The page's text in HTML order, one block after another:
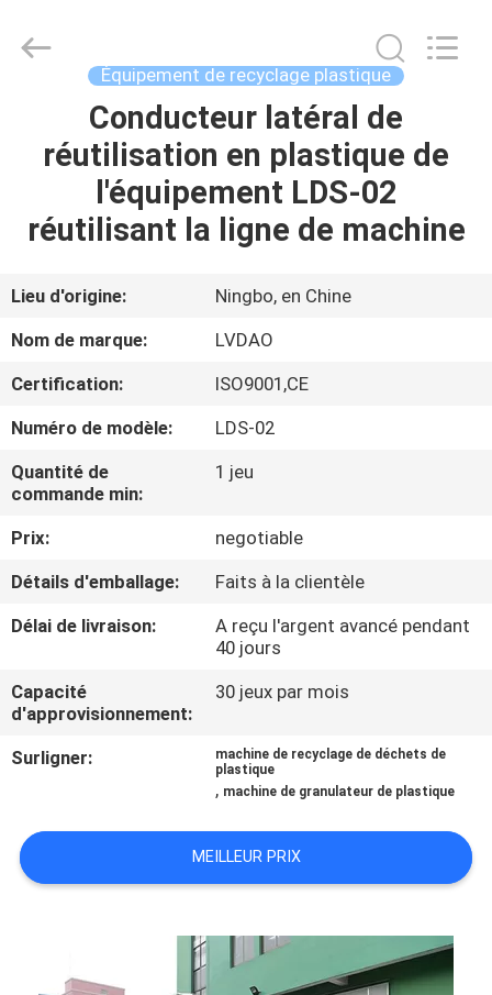
MAISON
PRODUITS
SUJET
DE
NOUS
VISITE
D'USINE
CONTRÔLE
DE
QUALITÉ
CONTACTEZ-
NOUS
DEMANDEZ
INDUSTRIAL
TRADE
Équipement de recyclage plastique
Conducteur latéral de
réutilisation en plastique de
l'équipement LDS-02
réutilisant la ligne de machine
Lieu d'origine:
Ningbo, en Chine
Nom de marque:
LVDAO
Certification:
ISO9001,CE
Numéro de modèle:
LDS-02
Quantité de
commande min:
1 jeu
Prix:
negotiable
Détails d'emballage:
Faits à la clientèle
Délai de livraison:
A reçu l'argent avancé pendant
40 jours
Capacité
d'approvisionnement:
30 jeux par mois
Surligner:
machine de recyclage de déchets de
plastique
, machine de granulateur de plastique
MEILLEUR PRIX